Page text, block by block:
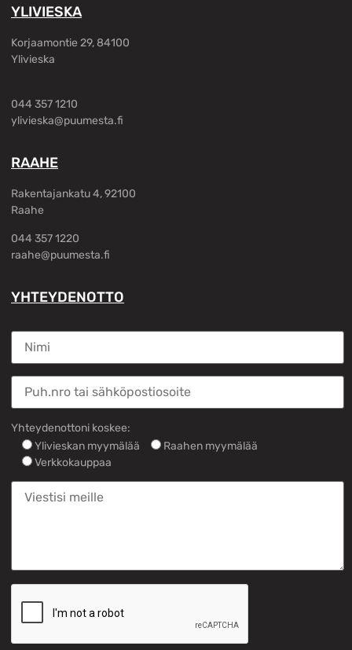
YLIVIESKA
Korjaamontie 29, 84100
Ylivieska
044 357 1210
ylivieska@puumesta.fi
RAAHE
Rakentajankatu 4, 92100
Raahe
044 357 1220
raahe@puumesta.fi
YHTEYDENOTTO
Yhteydenottoni koskee:
Ylivieskan myymälää
Raahen myymälää
Verkkokauppaa